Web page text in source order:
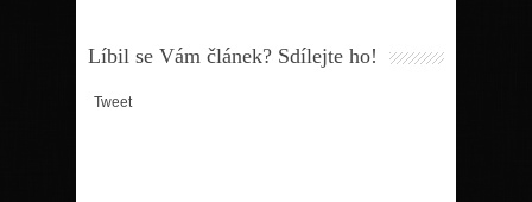
Líbil se Vám článek? Sdílejte ho!
Tweet